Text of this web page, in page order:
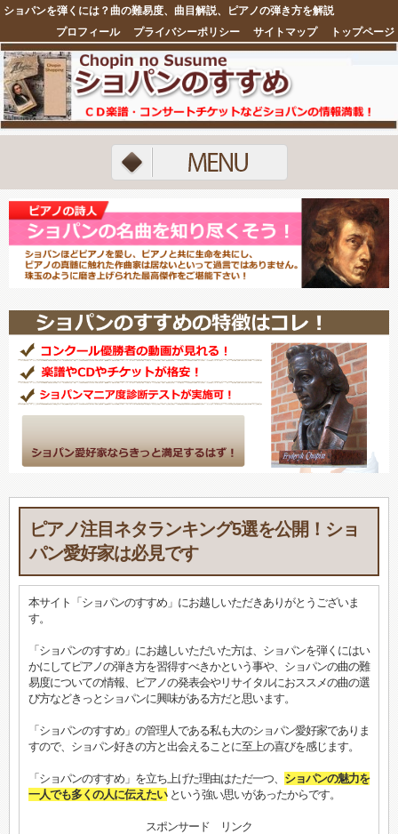
ショパンを弾くには？曲の難易度、曲目解説、ピアノの弾き方を解説
トップページ
サイトマップ
プライバシーポリシー
プロフィール
注目ネタ5選
ピアノ注目ネタランキング5選を公開！ショ
パン愛好家は必見です
本サイト「ショパンのすすめ」にお越しいただきありがとうございま
す。
「ショパンのすすめ」にお越しいただいた方は、ショパンを弾くにはい
かにしてピアノの弾き方を習得すべきかという事や、ショパンの曲の難
易度についての情報、ピアノの発表会やリサイタルにおススメの曲の選
び方などきっとショパンに興味がある方だと思います。
「ショパンのすすめ」の管理人である私も大のショパン愛好家でありま
すので、ショパン好きの方と出会えることに至上の喜びを感じます。
「ショパンのすすめ」を立ち上げた理由はただ一つ、 ショパンの魅力を
一人でも多くの人に伝えたいという強い思いがあったからです。
スポンサード リンク